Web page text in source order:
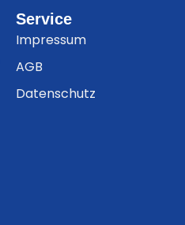
Service
Impressum
AGB
Datenschutz